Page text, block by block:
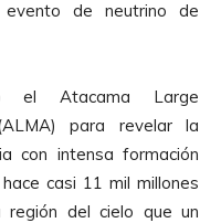
de neutrino de
el Atacama Large
para revelar la
con intensa formación
casi 11 mil millones
del cielo que un